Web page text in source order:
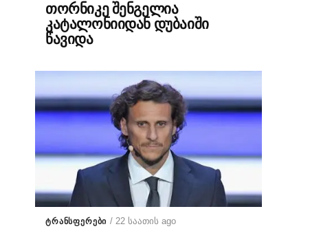
თორნიკე შენგელია
კატალონიიდან დუბაიში
წავიდა
ᲢᲠᲐᲜᲡᲤᲔᲠᲔᲑᲘ / 22 საათის ago